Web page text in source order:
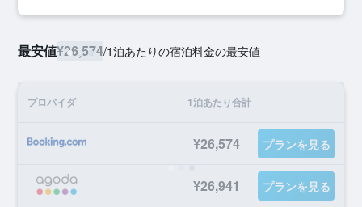
最安値¥26,574/1泊あたりの宿泊料金の最安値
プロバイダ 1泊あたり合計
¥26,574 プランを見る
¥26,941 プランを見る